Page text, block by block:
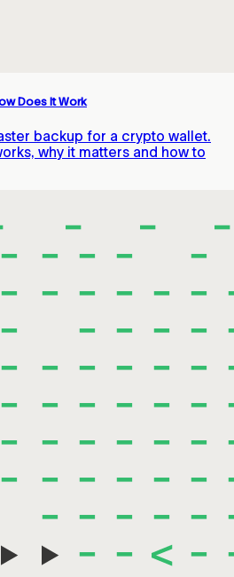
Does It Work
backup for a crypto wallet.
why it matters and how to